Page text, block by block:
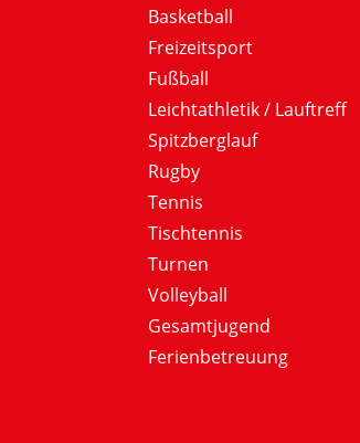
Basketball
Freizeitsport
Fußball
Leichtathletik / Lauftreff
Spitzberglauf
Rugby
Tennis
Tischtennis
Turnen
Volleyball
Gesamtjugend
Ferienbetreuung